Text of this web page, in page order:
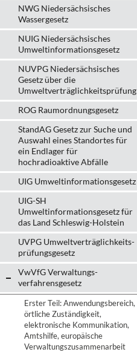
NWG Niedersächsisches
Wassergesetz
NUIG Niedersächsisches
Umweltinformationsgesetz
NUVPG Niedersächsisches
Gesetz über die
Umweltverträglichkeitsprüfung
ROG Raumordnungsgesetz
StandAG Gesetz zur Suche und
Auswahl eines Standortes für
ein Endlager für
hochradioaktive Abfälle
UIG Umweltinformationsgesetz
UIG-SH
Umweltinformationsgesetz für
das Land Schleswig-Holstein
UVPG Umweltverträglich­keits­
prüfungs­gesetz
VwVfG Verwaltungs­
verfahrens­gesetz
Erster Teil: Anwendungsbereich,
örtliche Zuständigkeit,
elektronische Kommunikation,
Amtshilfe, europäische
Verwaltungszusammenarbeit